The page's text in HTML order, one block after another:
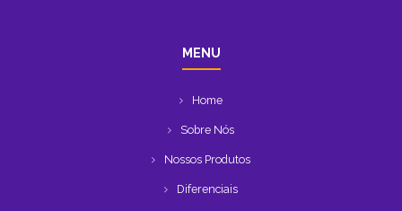
MENU
Home
Sobre Nós
Nossos Produtos
Diferenciais